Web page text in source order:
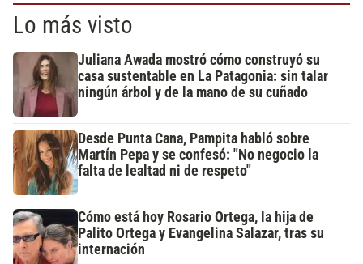
Lo más visto
Juliana Awada mostró cómo construyó su
casa sustentable en La Patagonia: sin talar
ningún árbol y de la mano de su cuñado
Desde Punta Cana, Pampita habló sobre
Martín Pepa y se confesó: "No negocio la
falta de lealtad ni de respeto"
Cómo está hoy Rosario Ortega, la hija de
Palito Ortega y Evangelina Salazar, tras su
internación